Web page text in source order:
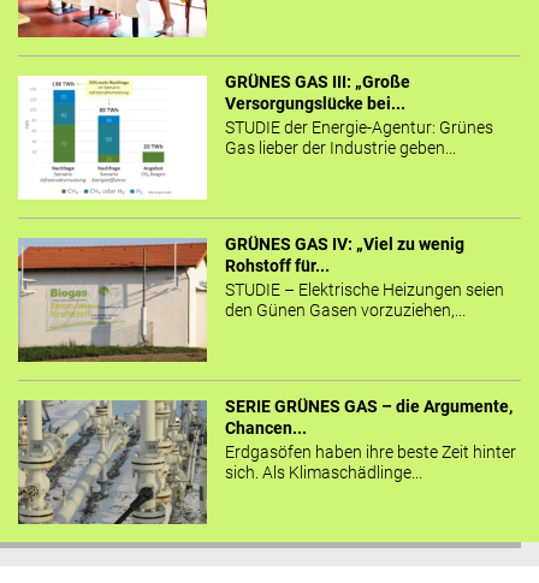
GRÜNES GAS III: „Große
Versorgungslücke bei...
STUDIE der Energie-Agentur: Grünes
Gas lieber der Industrie geben...
GRÜNES GAS IV: „Viel zu wenig
Rohstoff für...
STUDIE – Elektrische Heizungen seien
den Günen Gasen vorzuziehen,...
SERIE GRÜNES GAS – die Argumente,
Chancen...
Erdgasöfen haben ihre beste Zeit hinter
sich. Als Klimaschädlinge...